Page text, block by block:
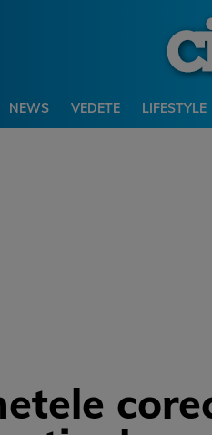
NEWS VEDETE LIFESTYLE